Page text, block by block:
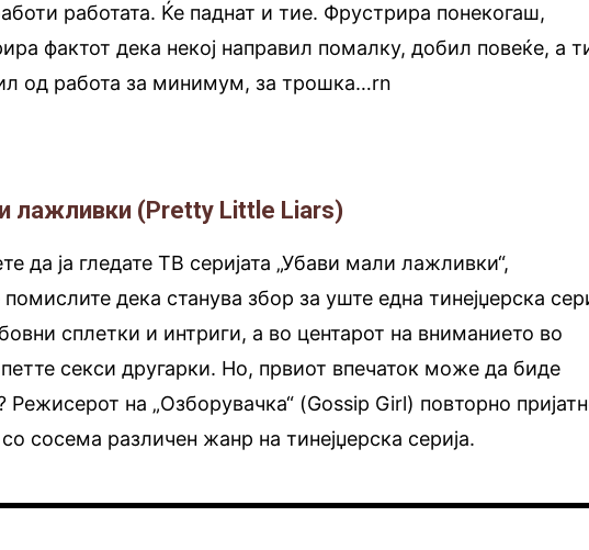
работата. Ќе паднат и тие. Фрустрира понекогаш,
фактот дека некој направил помалку, добил повеќе, а
од работа за минимум, за трошка…rn
лажливки (Pretty Little Liars)
да ја гледате ТВ серијата „Убави мали лажливки“,
помислите дека станува збор за уште една тинејџерска
сплетки и интриги, а во центарот на вниманието во
секси другарки. Но, првиот впечаток може да биде
Режисерот на „Озборувачка“ (Gossip Girl) повторно
сосема различен жанр на тинејџерска серија.